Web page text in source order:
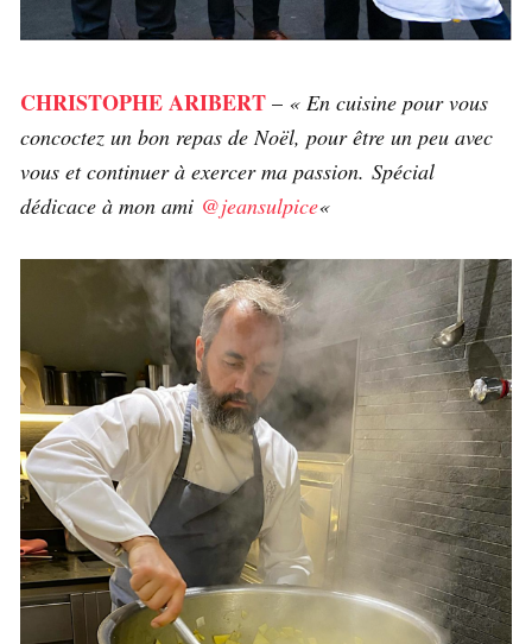
CHRISTOPHE ARIBERT – « En cuisine pour vous
concoctez un bon repas de Noël, pour être un peu avec
vous et continuer à exercer ma passion. Spécial
dédicace à mon ami @jeansulpice«